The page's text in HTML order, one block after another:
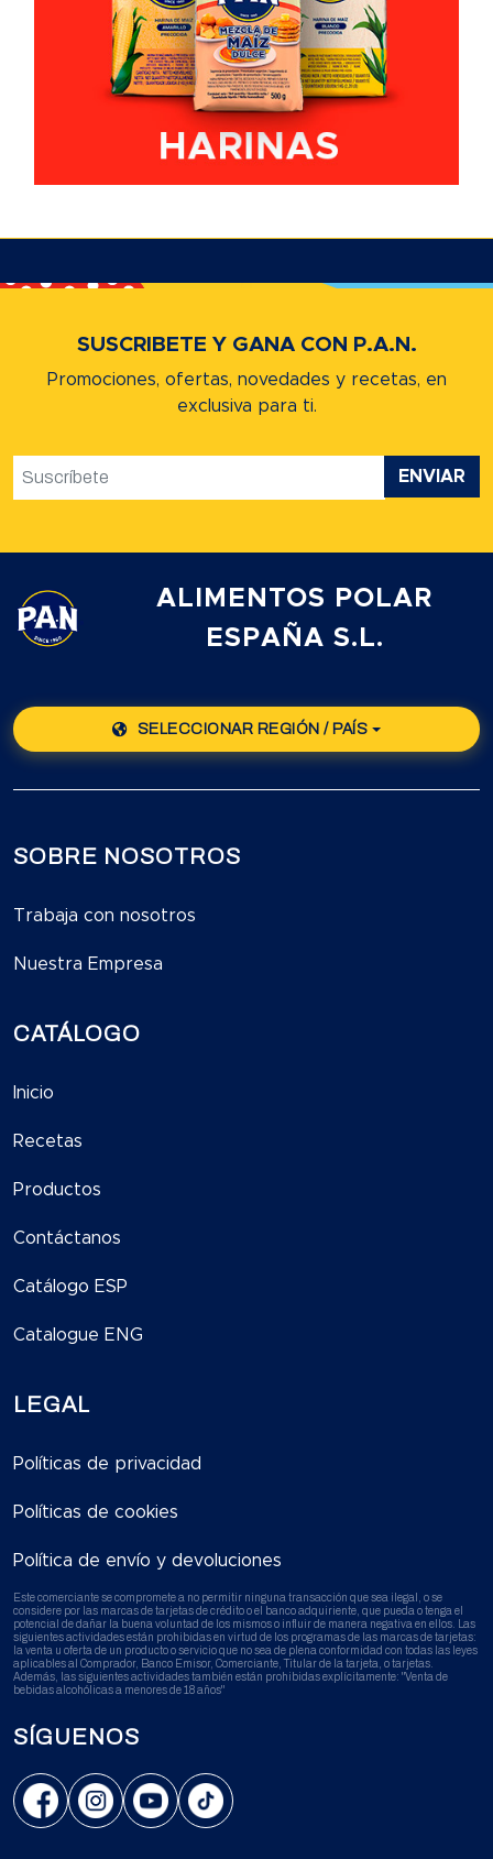
SUSCRIBETE Y GANA CON P.A.N.
Promociones, ofertas, novedades y recetas, en
exclusiva para ti.
ENVIAR
ALIMENTOS POLAR
ESPAÑA S.L.
SELECCIONAR REGIÓN / PAÍS
SOBRE NOSOTROS
Trabaja con nosotros
Nuestra Empresa
CATÁLOGO
Inicio
Recetas
Productos
Contáctanos
Catálogo ESP
Catalogue ENG
LEGAL
Políticas de privacidad
Políticas de cookies
Política de envío y devoluciones
Este comerciante se compromete a no permitir ninguna transacción que sea ilegal, o se
considere por las marcas de tarjetas de crédito o el banco adquiriente, que pueda o tenga el
potencial de dañar la buena voluntad de los mismos o influir de manera negativa en ellos. Las
siguientes actividades están prohibidas en virtud de los programas de las marcas de tarjetas:
la venta u oferta de un producto o servicio que no sea de plena conformidad con todas las leyes
aplicables al Comprador, Banco Emisor, Comerciante, Titular de la tarjeta, o tarjetas.
Además, las siguientes actividades también están prohibidas explícitamente: "Venta de
bebidas alcohólicas a menores de 18 años"
SÍGUENOS